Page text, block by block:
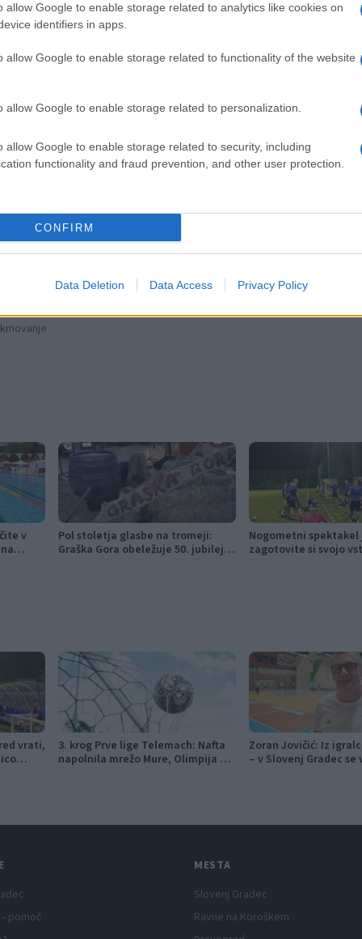
allow Google to enable storage related to analytics like cookies on
identifiers in apps.
allow Google to enable storage related to functionality of the website
allow Google to enable storage related to personalization.
allow Google to enable storage related to security, including
functionality and fraud prevention, and other user protection.
CONFIRM
Data Deletion Data Access Privacy Policy
kazensko odgovoren za javno spodbujanje sovraštva, nasilja ali
vsebinami bodo odstranjeni.
v
Pol stoletja glasbe na tromeji:
Graška Gora obeležuje 50. jubilejni
Nogometni
zagotovite si svojo
vrati,
3. krog Prve lige Telemach: Nafta
napolnila mrežo Mure, Olimpija v
Zoran Jovičić: Iz
– v Slovenj Gradec se
pomoč
MESTA
Slovenj Gradec
Ravne na Koroškem